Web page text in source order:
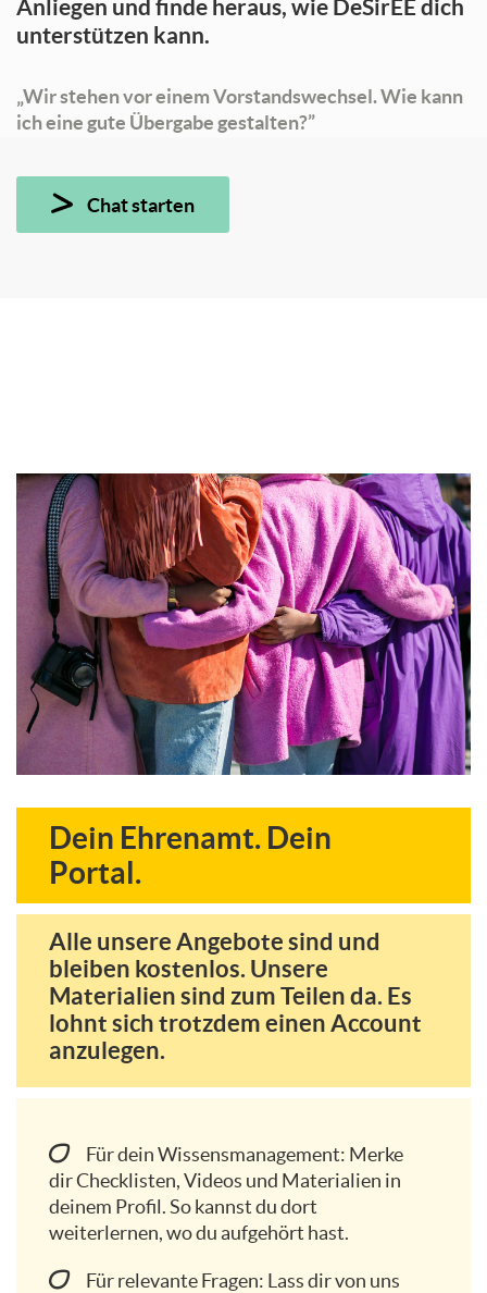
Anliegen und finde heraus, wie DeSirEE dich
unterstützen kann.
„Wir stehen vor einem Vorstandswechsel. Wie kann
ich eine gute Übergabe gestalten?”
Chat starten
und
Anmeldung
Dein Ehrenamt. Dein
Portal.
Alle unsere Angebote sind und
bleiben kostenlos. Unsere
Materialien sind zum Teilen da. Es
lohnt sich trotzdem einen Account
anzulegen.
Für dein Wissensmanagement: Merke
dir Checklisten, Videos und Materialien in
deinem Profil. So kannst du dort
weiterlernen, wo du aufgehört hast.
Für relevante Fragen: Lass dir von uns